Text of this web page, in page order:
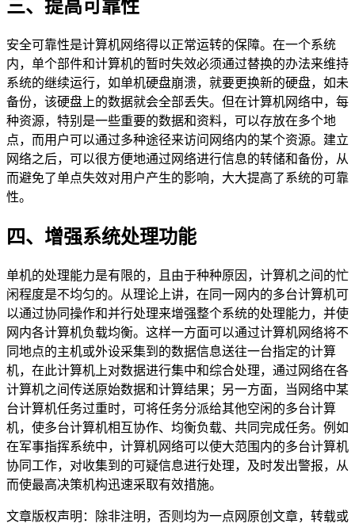
三、提高可靠性
安全可靠性是计算机网络得以正常运转的保障。在一个系统
内，单个部件和计算机的暂时失效必须通过替换的办法来维持
系统的继续运行，如单机硬盘崩溃，就要更换新的硬盘，如未
备份，该硬盘上的数据就会全部丢失。但在计算机网络中，每
种资源，特别是一些重要的数据和资料，可以存放在多个地
点，而用户可以通过多种途径来访问网络内的某个资源。建立
网络之后，可以很方便地通过网络进行信息的转储和备份，从
而避免了单点失效对用户产生的影响，大大提高了系统的可靠
性。
四、增强系统处理功能
单机的处理能力是有限的，且由于种种原因，计算机之间的忙
闲程度是不均匀的。从理论上讲，在同一网内的多台计算机可
以通过协同操作和并行处理来增强整个系统的处理能力，并使
网内各计算机负载均衡。这样一方面可以通过计算机网络将不
同地点的主机或外设采集到的数据信息送往一台指定的计算
机，在此计算机上对数据进行集中和综合处理，通过网络在各
计算机之间传送原始数据和计算结果；另一方面，当网络中某
台计算机任务过重时，可将任务分派给其他空闲的多台计算
机，使多台计算机相互协作、均衡负载、共同完成任务。例如
在军事指挥系统中，计算机网络可以使大范围内的多台计算机
协同工作，对收集到的可疑信息进行处理，及时发出警报，从
而使最高决策机构迅速采取有效措施。
文章版权声明：除非注明，否则均为一点网 原创文章，转载或